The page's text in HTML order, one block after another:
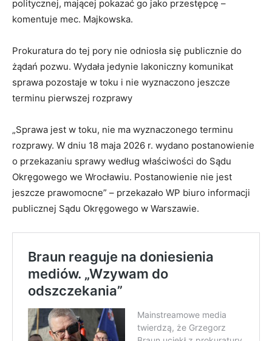
politycznej, mającej pokazać go jako przestępcę –
komentuje mec. Majkowska.
Prokuratura do tej pory nie odniosła się publicznie do
żądań pozwu. Wydała jedynie lakoniczny komunikat
sprawa pozostaje w toku i nie wyznaczono jeszcze
terminu pierwszej rozprawy
„Sprawa jest w toku, nie ma wyznaczonego terminu
rozprawy. W dniu 18 maja 2026 r. wydano postanowienie
o przekazaniu sprawy według właściwości do Sądu
Okręgowego we Wrocławiu. Postanowienie nie jest
jeszcze prawomocne” – przekazało WP biuro informacji
publicznej Sądu Okręgowego w Warszawie.